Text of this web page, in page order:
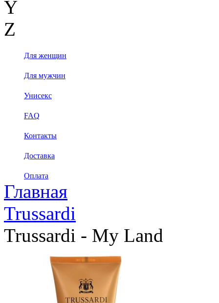
Y
Z
Для женщин
Для мужчин
Унисекс
FAQ
Контакты
Доставка
Оплата
Главная
Trussardi
Trussardi - My Land